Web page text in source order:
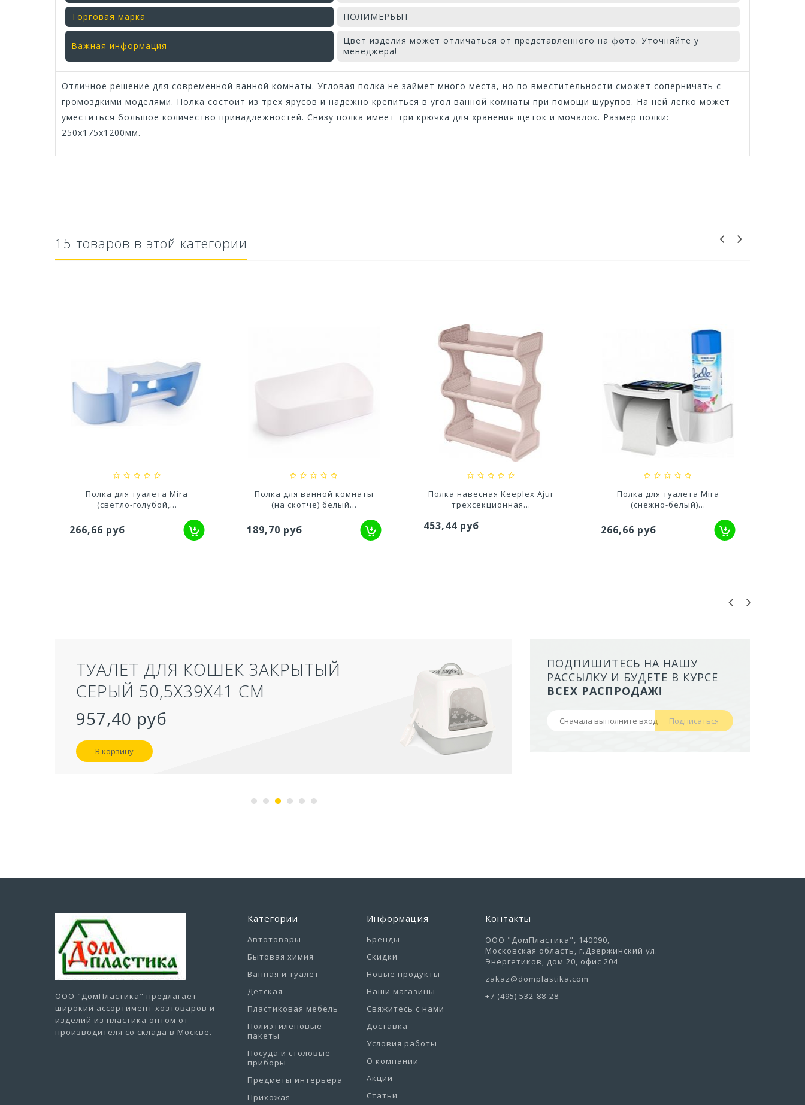
Торговая марка ПОЛИМЕРБЫТ
Важная информация
Цвет изделия может отличаться от представленного на фото. Уточняйте у
менеджера!
Отличное решение для современной ванной комнаты. Угловая полка не займет много места, но по вместительности сможет соперничать с
громоздкими моделями. Полка состоит из трех ярусов и надежно крепиться в угол ванной комнаты при помощи шурупов. На ней легко может
уместиться большое количество принадлежностей. Снизу полка имеет три крючка для хранения щеток и мочалок. Размер полки:
250х175х1200мм.
Кружка Нова 0,4 л.
85*85*95мм
крышкой Eco Style...
Банка Твист с
завинчивающейся крышкой...
71,43 руб
Банка Твист с
завинчивающейся крышкой
0,5л...
85,68 руб
15 товаров в этой категории
Полка для туалета Mira
(светло-голубой,...
266,66 руб
Полка для ванной комнаты
(на скотче) белый...
189,70 руб
Полка навесная Keeplex Ajur
трехсекционная...
453,44 руб
Полка для туалета Mira
(снежно-белый)...
266,66 руб
ТУАЛЕТ ДЛЯ КОШЕК ЗАКРЫТЫЙ
СЕРЫЙ 50,5Х39Х41 СМ
957,40 руб
В корзину
ЛОТОК ALTA ДЛЯ КОШЕК
БОРТАМИ И СЕТКОЙ НА
НОЖКАХ)
ПОДПИШИТЕСЬ НА НАШУ
РАССЫЛКУ И БУДЕТЕ В КУРСЕ
ВСЕХ РАСПРОДАЖ!
Подписаться
ООО "ДомПластика" предлагает
широкий ассортимент хозтоваров и
изделий из пластика оптом от
производителя со склада в Москве.
Категории
Автотовары
Бытовая химия
Ванная и туалет
Детская
Пластиковая мебель
Полиэтиленовые
пакеты
Посуда и столовые
приборы
Предметы интерьера
Прихожая
Информация
Бренды
Скидки
Новые продукты
Наши магазины
Свяжитесь с нами
Доставка
Условия работы
О компании
Акции
Статьи
Контакты
ООО "ДомПластика", 140090,
Московская область, г.Дзержинский ул.
Энергетиков, дом 20, офис 204
zakaz@domplastika.com
+7 (495) 532-88-28